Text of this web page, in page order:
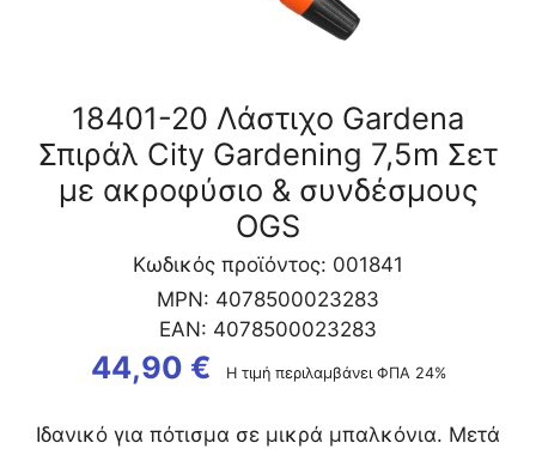
18401-20 Λάστιχο Gardena
Σπιράλ City Gardening 7,5m Σετ
με ακροφύσιο & συνδέσμους
OGS
Κωδικός προϊόντος: 001841
MPN: 4078500023283
EAN: 4078500023283
44,90 € Η τιμή περιλαμβάνει ΦΠΑ 24%
Ιδανικό για πότισμα σε μικρά μπαλκόνια. Μετά